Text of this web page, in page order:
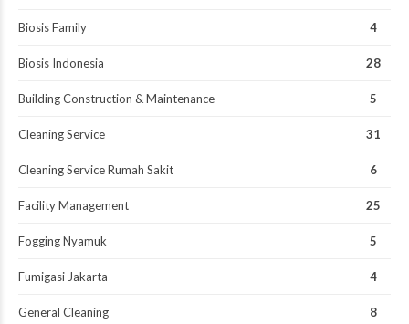
Biosis Family 4
Biosis Indonesia 28
Building Construction & Maintenance 5
Cleaning Service 31
Cleaning Service Rumah Sakit 6
Facility Management 25
Fogging Nyamuk 5
Fumigasi Jakarta 4
General Cleaning 8